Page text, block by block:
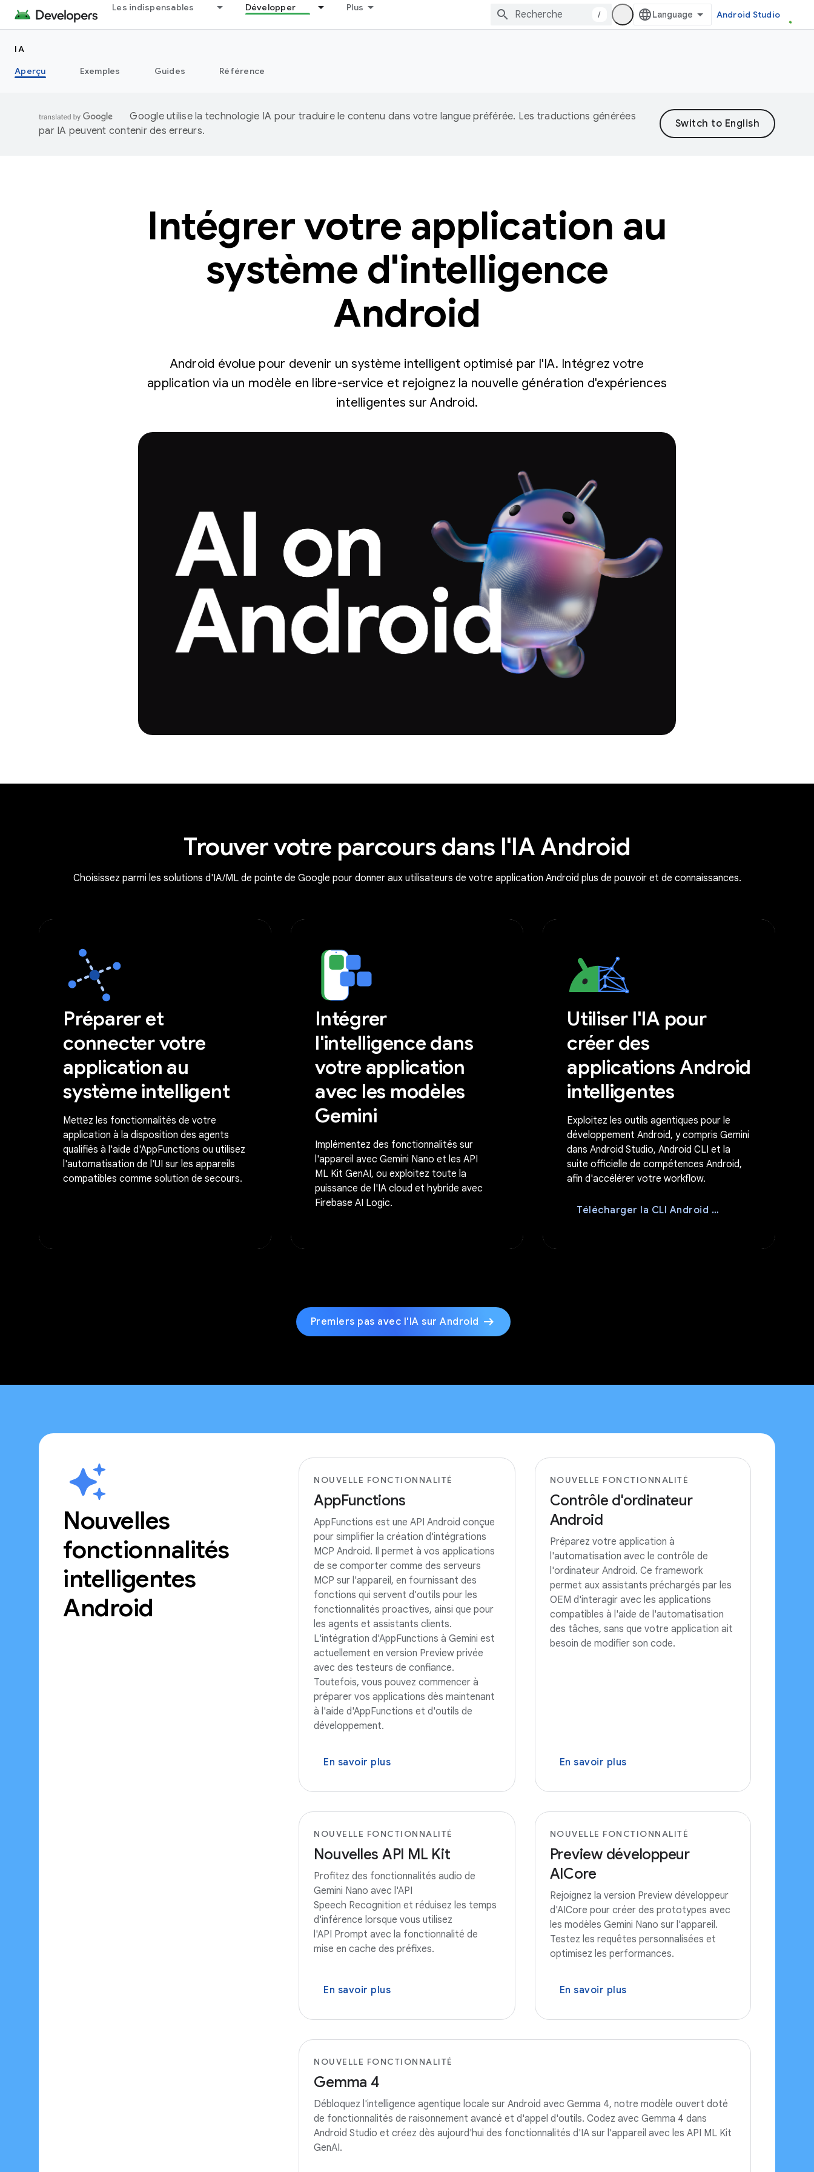
Les indispensables Développer Plus
/ Android Studio
IA
Aperçu
Exemples Guides Référence
Google utilise la technologie IA pour traduire le contenu dans votre langue préférée. Les traductions générées
par IA peuvent contenir des erreurs.
Intégrer votre application au
système d'intelligence
Android
Android évolue pour devenir un système intelligent optimisé par l'IA. Intégrez votre
application via un modèle en libre-service et rejoignez la nouvelle génération d'expériences
intelligentes sur Android.
Trouver votre parcours dans l'IA Android
Choisissez parmi les solutions d'IA/ML de pointe de Google pour donner aux utilisateurs de votre application Android plus de pouvoir et de connaissances.
Préparer et
connecter votre
application au
système intelligent
Mettez les fonctionnalités de votre
application à la disposition des agents
qualifiés à l'aide d'AppFunctions ou utilisez
l'automatisation de l'UI sur les appareils
compatibles comme solution de secours.
Intégrer
l'intelligence dans
votre application
avec les modèles
Gemini
Implémentez des fonctionnalités sur
l'appareil avec Gemini Nano et les API
ML Kit GenAI, ou exploitez toute la
puissance de l'IA cloud et hybride avec
Firebase AI Logic.
Utiliser l'IA pour
créer des
applications Android
intelligentes
Exploitez les outils agentiques pour le
développement Android, y compris Gemini
dans Android Studio, Android CLI et la
suite officielle de compétences Android,
afin d'accélérer votre workflow.
Télécharger la CLI Android télécharger
Premiers pas avec l'IA sur Android arrow_right_alt
Nouvelles
fonctionnalités
intelligentes
Android
NOUVELLE FONCTIONNALITÉ
AppFunctions
AppFunctions est une API Android conçue
pour simplifier la création d'intégrations
MCP Android. Il permet à vos applications
de se comporter comme des serveurs
MCP sur l'appareil, en fournissant des
fonctions qui servent d'outils pour les
fonctionnalités proactives, ainsi que pour
les agents et assistants clients.
L'intégration d'AppFunctions à Gemini est
actuellement en version Preview privée
avec des testeurs de confiance.
Toutefois, vous pouvez commencer à
préparer vos applications dès maintenant
à l'aide d'AppFunctions et d'outils de
développement.
En savoir plus
NOUVELLE FONCTIONNALITÉ
Contrôle d'ordinateur
Android
Préparez votre application à
l'automatisation avec le contrôle de
l'ordinateur Android. Ce framework
permet aux assistants préchargés par les
OEM d'interagir avec les applications
compatibles à l'aide de l'automatisation
des tâches, sans que votre application ait
besoin de modifier son code.
En savoir plus
NOUVELLE FONCTIONNALITÉ
Nouvelles API ML Kit
Profitez des fonctionnalités audio de
Gemini Nano avec l'API
Speech Recognition et réduisez les temps
d'inférence lorsque vous utilisez
l'API Prompt avec la fonctionnalité de
mise en cache des préfixes.
En savoir plus
NOUVELLE FONCTIONNALITÉ
Preview développeur
AICore
Rejoignez la version Preview développeur
d'AICore pour créer des prototypes avec
les modèles Gemini Nano sur l'appareil.
Testez les requêtes personnalisées et
optimisez les performances.
En savoir plus
NOUVELLE FONCTIONNALITÉ
Gemma 4
Débloquez l'intelligence agentique locale sur Android avec Gemma 4, notre modèle ouvert doté
de fonctionnalités de raisonnement avancé et d'appel d'outils. Codez avec Gemma 4 dans
Android Studio et créez dès aujourd'hui des fonctionnalités d'IA sur l'appareil avec les API ML Kit
GenAI.